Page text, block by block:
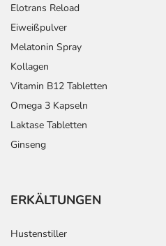
Elotrans Reload
Eiweißpulver
Melatonin Spray
Kollagen
Vitamin B12 Tabletten
Omega 3 Kapseln
Laktase Tabletten
Ginseng
ERKÄLTUNGEN
Hustenstiller